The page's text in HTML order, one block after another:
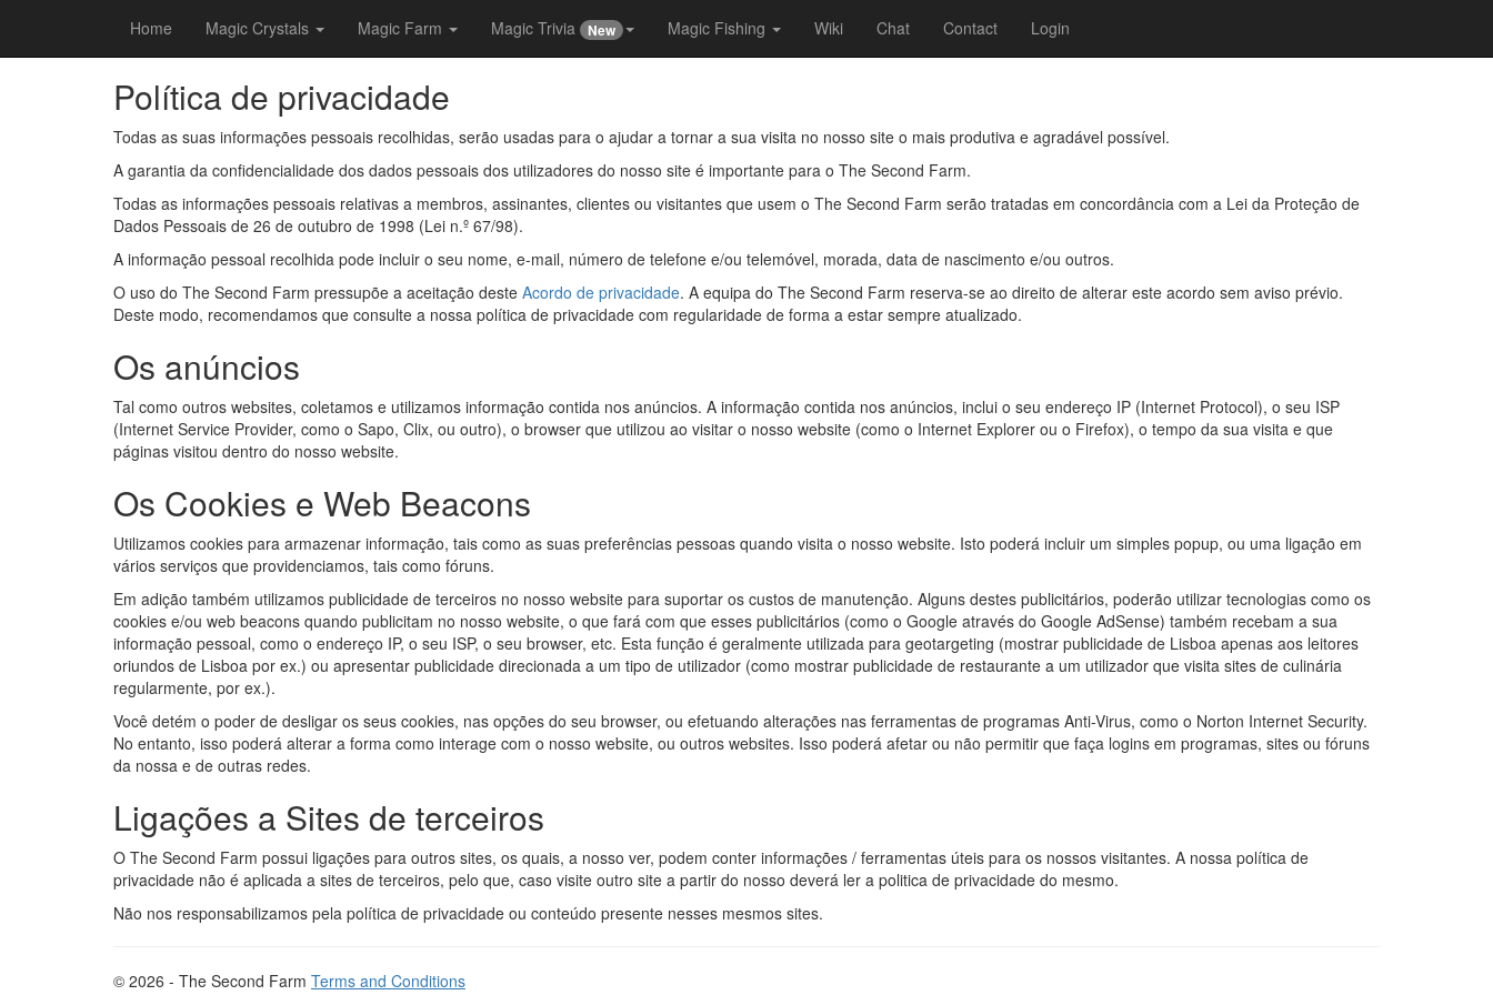
Home Magic Crystals Magic Farm Magic Trivia New Magic Fishing Wiki Chat Contact Login
Política de privacidade
Todas as suas informações pessoais recolhidas, serão usadas para o ajudar a tornar a sua visita no nosso site o mais produtiva e agradável possível.
A garantia da confidencialidade dos dados pessoais dos utilizadores do nosso site é importante para o The Second Farm.
Todas as informações pessoais relativas a membros, assinantes, clientes ou visitantes que usem o The Second Farm serão tratadas em concordância com a Lei da Proteção de
Dados Pessoais de 26 de outubro de 1998 (Lei n.º 67/98).
A informação pessoal recolhida pode incluir o seu nome, e-mail, número de telefone e/ou telemóvel, morada, data de nascimento e/ou outros.
O uso do The Second Farm pressupõe a aceitação deste Acordo de privacidade. A equipa do The Second Farm reserva-se ao direito de alterar este acordo sem aviso prévio.
Deste modo, recomendamos que consulte a nossa política de privacidade com regularidade de forma a estar sempre atualizado.
Os anúncios
Tal como outros websites, coletamos e utilizamos informação contida nos anúncios. A informação contida nos anúncios, inclui o seu endereço IP (Internet Protocol), o seu ISP
(Internet Service Provider, como o Sapo, Clix, ou outro), o browser que utilizou ao visitar o nosso website (como o Internet Explorer ou o Firefox), o tempo da sua visita e que
páginas visitou dentro do nosso website.
Os Cookies e Web Beacons
Utilizamos cookies para armazenar informação, tais como as suas preferências pessoas quando visita o nosso website. Isto poderá incluir um simples popup, ou uma ligação em
vários serviços que providenciamos, tais como fóruns.
Em adição também utilizamos publicidade de terceiros no nosso website para suportar os custos de manutenção. Alguns destes publicitários, poderão utilizar tecnologias como os
cookies e/ou web beacons quando publicitam no nosso website, o que fará com que esses publicitários (como o Google através do Google AdSense) também recebam a sua
informação pessoal, como o endereço IP, o seu ISP, o seu browser, etc. Esta função é geralmente utilizada para geotargeting (mostrar publicidade de Lisboa apenas aos leitores
oriundos de Lisboa por ex.) ou apresentar publicidade direcionada a um tipo de utilizador (como mostrar publicidade de restaurante a um utilizador que visita sites de culinária
regularmente, por ex.).
Você detém o poder de desligar os seus cookies, nas opções do seu browser, ou efetuando alterações nas ferramentas de programas Anti-Virus, como o Norton Internet Security.
No entanto, isso poderá alterar a forma como interage com o nosso website, ou outros websites. Isso poderá afetar ou não permitir que faça logins em programas, sites ou fóruns
da nossa e de outras redes.
Ligações a Sites de terceiros
O The Second Farm possui ligações para outros sites, os quais, a nosso ver, podem conter informações / ferramentas úteis para os nossos visitantes. A nossa política de
privacidade não é aplicada a sites de terceiros, pelo que, caso visite outro site a partir do nosso deverá ler a politica de privacidade do mesmo.
Não nos responsabilizamos pela política de privacidade ou conteúdo presente nesses mesmos sites.
© 2026 - The Second Farm Terms and Conditions